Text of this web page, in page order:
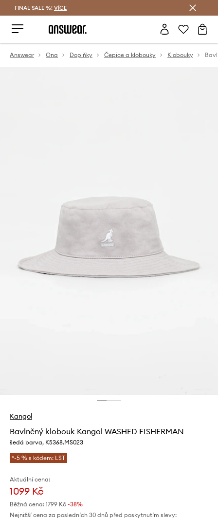
FINAL SALE %! VÍCE
Answear Ona Doplňky Čepice a klobouky Klobouky
Kangol
Bavlněný klobouk Kangol WASHED FISHERMAN
šedá barva, K5368.MS023
*-5 % s kódem: LST
Aktuální cena:
1099 Kč
Běžná cena: 1799 Kč -38%
Nejnižší cena za posledních 30 dnů před poskytnutím slevy: